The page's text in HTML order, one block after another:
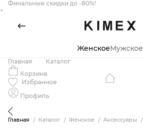
Финальные скидки до -80%!
×
ЖенскоеМужское
Главная
Каталог
Корзина
Избранное
Профиль
Главная Каталог Женское Аксессуары